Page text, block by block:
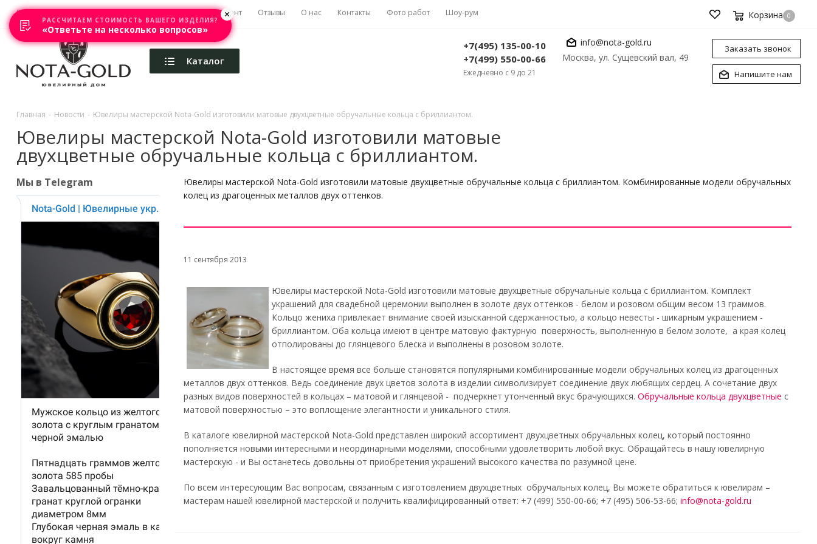
Главная Акции Каталоги Изготовление Ремонт Отзывы О нас Контакты Фото работ Шоу-рум Корзина 0
Каталог
+7(495) 135-00-10
+7(499) 550-00-66
Ежедневно с 9 до 21
info@nota-gold.ru
Москва, ул. Сущевский вал, 49
Заказать звонок
Напишите нам
Главная - Новости - Ювелиры мастерской Nota-Gold изготовили матовые двухцветные обручальные кольца с бриллиантом.
Ювелиры мастерской Nota-Gold изготовили матовые
двухцветные обручальные кольца с бриллиантом.
Ювелиры мастерской Nota-Gold изготовили матовые двухцветные обручальные кольца с бриллиантом. Комбинированные модели обручальных
колец из драгоценных металлов двух оттенков.
11 сентября 2013
Ювелиры мастерской Nota-Gold изготовили матовые двухцветные обручальные кольца с бриллиантом. Комплект
украшений для свадебной церемонии выполнен в золоте двух оттенков - белом и розовом общим весом 13 граммов.
Кольцо жениха привлекает внимание своей изысканной сдержанностью, а кольцо невесты - шикарным украшением -
бриллиантом. Оба кольца имеют в центре матовую фактурную поверхность, выполненную в белом золоте, а края колец
отполированы до глянцевого блеска и выполнены в розовом золоте.
В настоящее время все больше становятся популярными комбинированные модели обручальных колец из драгоценных
металлов двух оттенков. Ведь соединение двух цветов золота в изделии символизирует соединение двух любящих сердец. А сочетание двух
разных видов поверхностей в кольцах – матовой и глянцевой - подчеркнет утонченный вкус брачующихся. Обручальные кольца двухцветные с
матовой поверхностью – это воплощение элегантности и уникального стиля.
В каталоге ювелирной мастерской Nota-Gold представлен широкий ассортимент двухцветных обручальных колец, который постоянно
пополняется новыми интересными и неординарными моделями, способными удовлетворить любой вкус. Обращайтесь в нашу ювелирную
мастерскую - и Вы останетесь довольны от приобретения украшений высокого качества по разумной цене.
По всем интересующим Вас вопросам, связанным с изготовлением двухцветных обручальных колец, Вы можете обратиться к ювелирам –
мастерам нашей ювелирной мастерской и получить квалифицированный ответ: +7 (499) 550-00-66; +7 (495) 506-53-66; info@nota-gold.ru
Мы в Telegram
РАССЧИТАЕМ СТОИМОСТЬ ВАШЕГО ИЗДЕЛИЯ?
«Ответьте на несколько вопросов»